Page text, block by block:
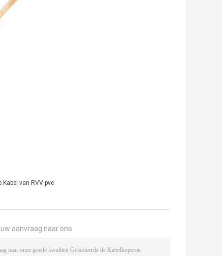
Kabel van RVV pvc
aanvraag naar ons